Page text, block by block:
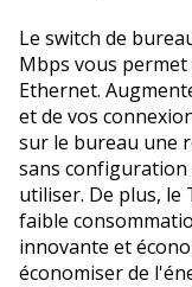
Le switch de
Mbps vous
Ethernet.
et de vos
sur le bureau une
sans configuration
utiliser. De plus, le
faible
innovante et
économiser de